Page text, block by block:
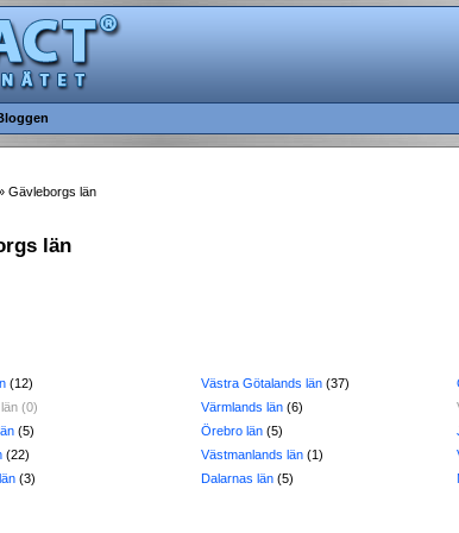
Gävleborgs län
län
(12)
(0)
(5)
(22)
(3)
Västra Götalands län (37)
Värmlands län (6)
Örebro län (5)
Västmanlands län (1)
Dalarnas län (5)